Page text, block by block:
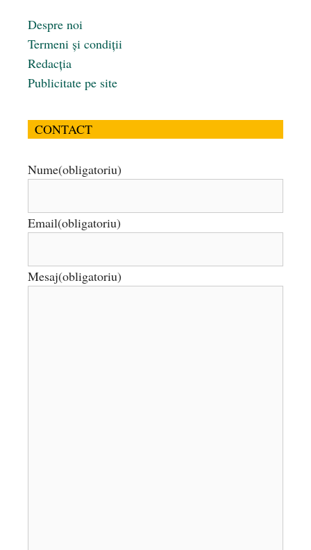
Despre noi
Termeni și condiții
Redacția
Publicitate pe site
CONTACT
Nume(obligatoriu)
Email(obligatoriu)
Mesaj(obligatoriu)